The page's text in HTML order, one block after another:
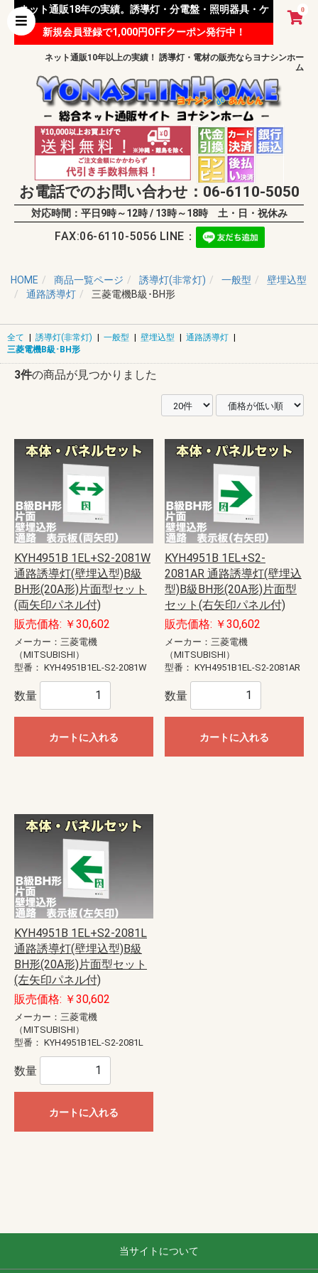
0
ネット通販18年の実績。誘導灯・分電盤・照明器具・ケ
ーブル等 様々な資材を取り扱っています。
新規会員登録で1,000円OFFクーポン発行中！
ネット通販10年以上の実績！ 誘導灯・電材の販売ならヨナシンホー
ム
お電話でのお問い合わせ：06-6110-5050
対応時間：平日9時～12時 / 13時～18時 土・日・祝休み
FAX:06-6110-5056 LINE：
HOME 商品一覧ページ 誘導灯(非常灯) 一般型
壁埋込型
通路誘導灯
三菱電機B級･BH形
全て | 誘導灯(非常灯) | 一般型 | 壁埋込型 | 通路誘導灯 |
三菱電機B級･BH形
3件の商品が見つかりました
KYH4951B 1EL+S2-2081W
通路誘導灯(壁埋込型)B級
BH形(20A形)片面型セット
(両矢印パネル付)
販売価格: ￥30,602
メーカー：三菱電機
（MITSUBISHI）
型番： KYH4951B1EL-S2-2081W
数量
カートに入れる
KYH4951B 1EL+S2-
2081AR 通路誘導灯(壁埋込
型)B級BH形(20A形)片面型
セット(右矢印パネル付)
販売価格: ￥30,602
メーカー：三菱電機
（MITSUBISHI）
型番： KYH4951B1EL-S2-2081AR
数量
カートに入れる
KYH4951B 1EL+S2-2081L
通路誘導灯(壁埋込型)B級
BH形(20A形)片面型セット
(左矢印パネル付)
販売価格: ￥30,602
メーカー：三菱電機
（MITSUBISHI）
型番： KYH4951B1EL-S2-2081L
数量
カートに入れる
当サイトについて